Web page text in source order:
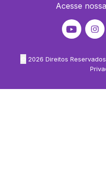
Acesse
2026 Direitos